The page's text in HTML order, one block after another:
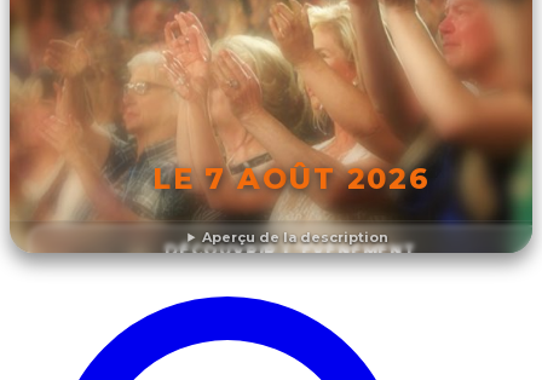
Aperçu de la description
LE 7 AOÛT 2026
DÉCOUVRIR L'ÉVÉNEMENT